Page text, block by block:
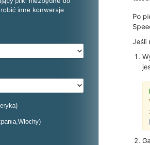
inne konwersje
Po
Jeśli